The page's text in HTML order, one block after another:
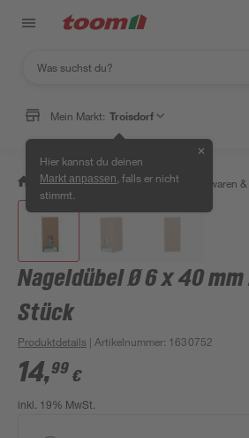
Mein Markt: Troisdorf
Hier kannst du deinen
Markt anpassen , falls er nicht
stimmt.
✕
/ Werkstatt & Maschinen / Eisenwaren
Nageldübel Ø 6 x 40
Stück
Produktdetails | Artikelnummer: 1630752
14,99 €
inkl. 19% MwSt.